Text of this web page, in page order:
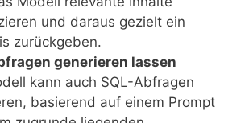
und daraus gezielt ein
zurückgeben.
generieren lassen
kann auch SQL-Abfragen
basierend auf einem Prompt